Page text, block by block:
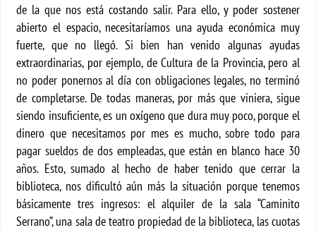
de la que nos está costando salir. Para ello, y poder sostener
abierto el espacio, necesitaríamos una ayuda económica muy
fuerte, que no llegó. Si bien han venido algunas ayudas
extraordinarias, por ejemplo, de Cultura de la Provincia, pero al
no poder ponernos al día con obligaciones legales, no terminó
de completarse. De todas maneras, por más que viniera, sigue
siendo insuficiente, es un oxígeno que dura muy poco, porque el
dinero que necesitamos por mes es mucho, sobre todo para
pagar sueldos de dos empleadas, que están en blanco hace 30
años. Esto, sumado al hecho de haber tenido que cerrar la
biblioteca, nos dificultó aún más la situación porque tenemos
básicamente tres ingresos: el alquiler de la sala “Caminito
Serrano”, una sala de teatro propiedad de la biblioteca, las cuotas